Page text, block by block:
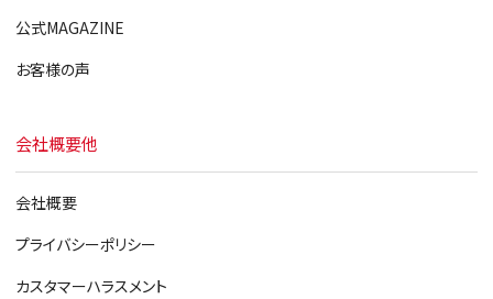
公式MAGAZINE
お客様の声
会社概要他
会社概要
プライバシーポリシー
カスタマーハラスメント